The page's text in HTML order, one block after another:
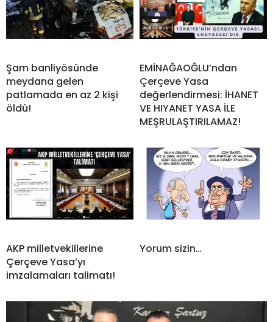
Şam banliyösünde
meydana gelen
patlamada en az 2 kişi
öldü!
EMİNAĞAOĞLU’ndan
Çerçeve Yasa
değerlendirmesi: İHANET
VE HIYANET YASA İLE
MEŞRULAŞTIRILAMAZ!
AKP milletvekillerine
Çerçeve Yasa’yı
imzalamaları talimatı!
Yorum sizin…